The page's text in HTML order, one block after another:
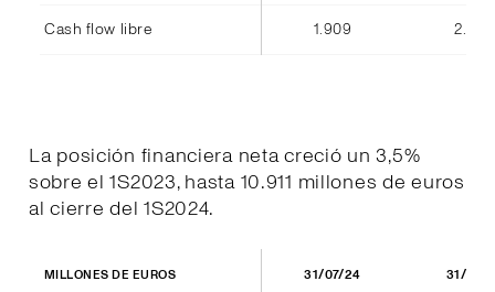
Cash flow libre 1.909 2.363
La posición financiera neta creció un 3,5%
sobre el 1S2023, hasta 10.911 millones de euros
al cierre del 1S2024.
MILLONES DE EUROS 31/07/24 31/07/